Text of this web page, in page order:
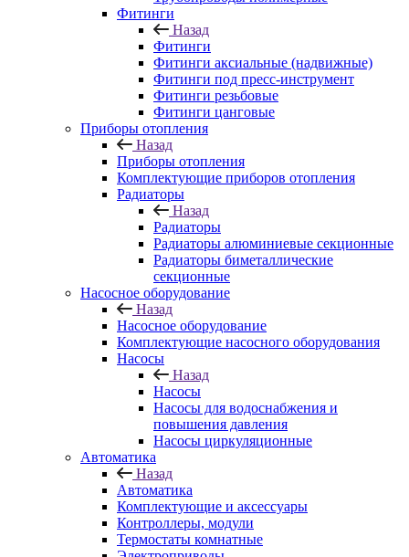
Фитинги
Назад
Фитинги
Фитинги аксиальные (надвижные)
Фитинги под пресс-инструмент
Фитинги резьбовые
Фитинги цанговые
Приборы отопления
Назад
Приборы отопления
Комплектующие приборов отопления
Радиаторы
Назад
Радиаторы
Радиаторы алюминиевые секционные
Радиаторы биметаллические
секционные
Насосное оборудование
Назад
Насосное оборудование
Комплектующие насосного оборудования
Насосы
Назад
Насосы
Насосы для водоснабжения и
повышения давления
Насосы циркуляционные
Автоматика
Назад
Автоматика
Комплектующие и аксессуары
Контроллеры, модули
Термостаты комнатные